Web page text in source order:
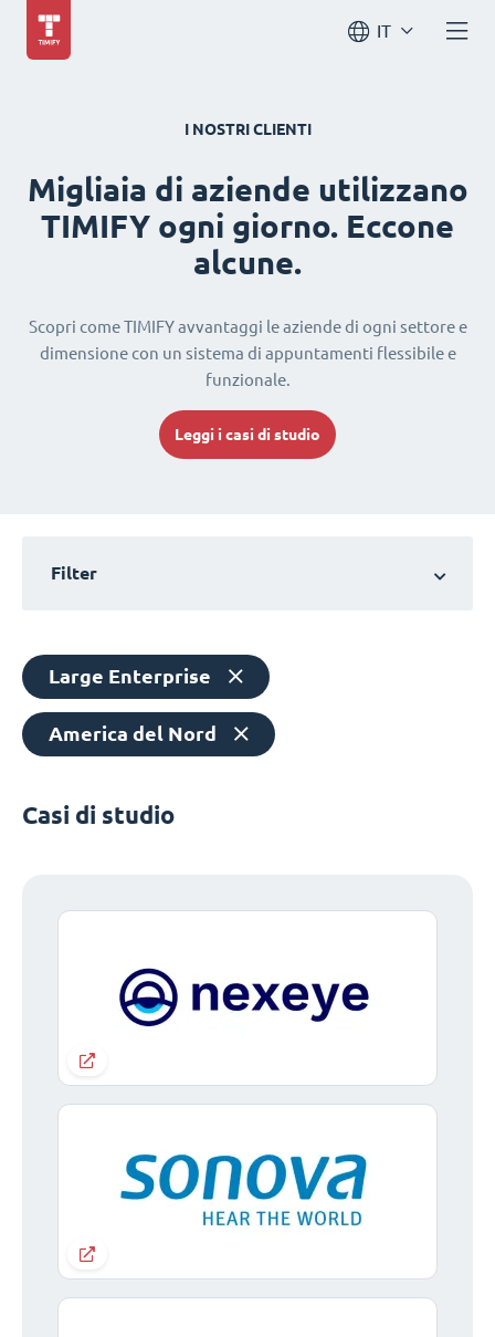
IT
I NOSTRI CLIENTI
Migliaia di aziende utilizzano
TIMIFY ogni giorno. Eccone
alcune.
Scopri come TIMIFY avvantaggi le aziende di ogni settore e
dimensione con un sistema di appuntamenti flessibile e
funzionale.
Leggi i casi di studio
Filter
Large Enterprise
America del Nord
Casi di studio